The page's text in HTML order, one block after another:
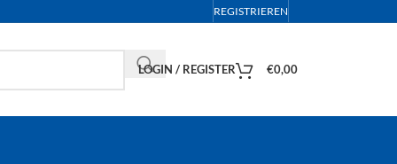
REGISTRIEREN
LOGIN / REGISTER €0,00